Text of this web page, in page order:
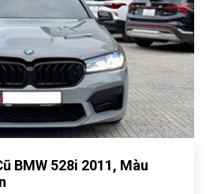
BMW 528i 2011, Màu